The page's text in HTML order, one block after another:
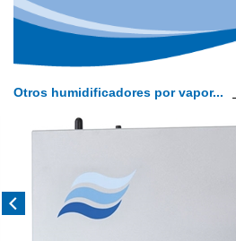
Otros humidificadores por vapor...